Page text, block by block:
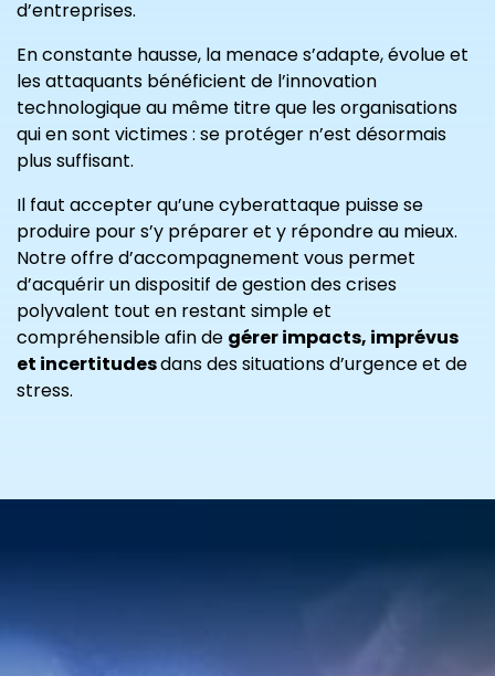
d’entreprises.
En constante hausse, la menace s’adapte, évolue et
les attaquants bénéficient de l’innovation
technologique au même titre que les organisations
qui en sont victimes : se protéger n’est désormais
plus suffisant.
Il faut accepter qu’une cyberattaque puisse se
produire pour s’y préparer et y répondre au mieux.
Notre offre d’accompagnement vous permet
d’acquérir un dispositif de gestion des crises
polyvalent tout en restant simple et
compréhensible afin de gérer impacts, imprévus
et incertitudesdans des situations d’urgence et de
stress.